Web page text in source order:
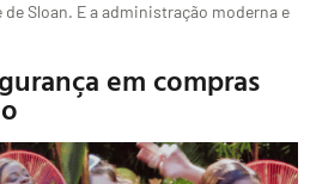
Sloan. E a administração moderna e
em compras